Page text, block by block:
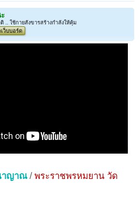
.. ใช้กายสังขารสร้างกำลังให้คุ้ม
ว็บบอร์ด
าญาณ/พระราชพรหมยาน วัด